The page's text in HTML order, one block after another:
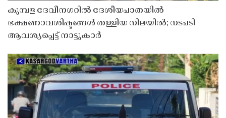
കുമ്പള ദേവീനഗറിൽ ദേശീയപാതയിൽ
ഭക്ഷണാവശിഷ്ടങ്ങൾ തള്ളിയ നിലയിൽ; നടപടി
ആവശ്യപ്പെട്ട് നാട്ടുകാർ